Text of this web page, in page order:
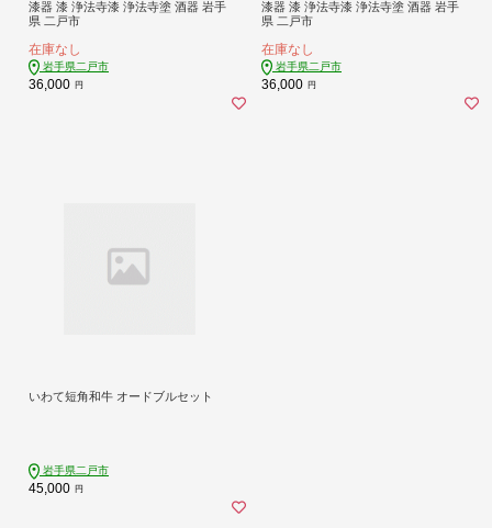
漆器 漆 浄法寺漆 浄法寺塗 酒器 岩手
県 二戸市
在庫なし
岩手県二戸市
36,000 円
漆器 漆 浄法寺漆 浄法寺塗 酒器 岩手
県 二戸市
在庫なし
岩手県二戸市
36,000 円
いわて短角和牛 オードブルセット
岩手県二戸市
45,000 円